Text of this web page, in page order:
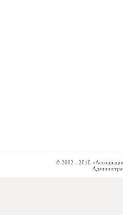
© 2002 - 2010 «Ассоциация